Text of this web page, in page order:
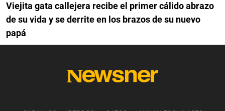
Viejita gata callejera recibe el primer cálido abrazo
de su vida y se derrite en los brazos de su nuevo
papá